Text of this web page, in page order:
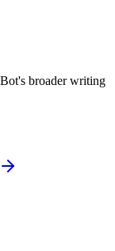
broader writing